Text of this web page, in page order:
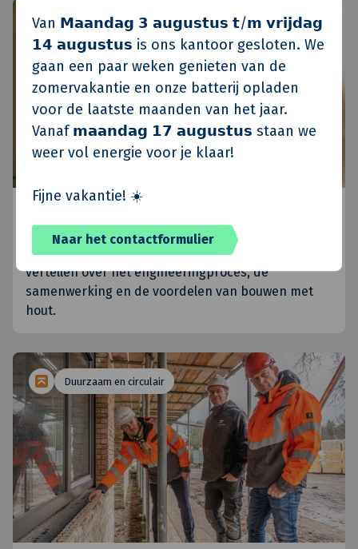
Van 𝗠𝗮𝗮𝗻𝗱𝗮𝗴 𝟯 𝗮𝘂𝗴𝘂𝘀𝘁𝘂𝘀 𝘁/𝗺 𝘃𝗿𝗶𝗷𝗱𝗮𝗴
𝟭𝟰 𝗮𝘂𝗴𝘂𝘀𝘁𝘂𝘀 is ons kantoor gesloten. We
gaan een paar weken genieten van de
zomervakantie en onze batterij opladen
voor de laatste maanden van het jaar.
Vanaf 𝗺𝗮𝗮𝗻𝗱𝗮𝗴 𝟭𝟳 𝗮𝘂𝗴𝘂𝘀𝘁𝘂𝘀 staan we
weer vol energie voor je klaar!
Fijne vakantie! ☀️
Naar het contactformulier
Duurzaam en circulair
Pilotproject Vijverhof: eerste rijwoningen
met een volledig houten casco
Léon ten Dam (Van de Klok) en Bob Elzen (Treetek)
vertellen over het engineeringproces, de
samenwerking en de voordelen van bouwen met
hout.
Duurzaam en circulair